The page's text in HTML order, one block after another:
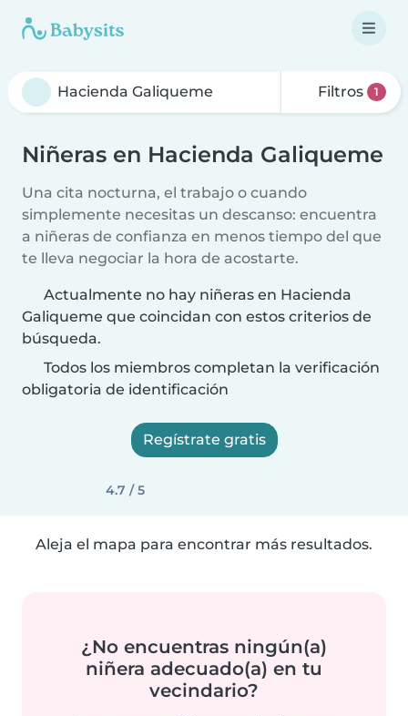
Filtros 1
Niñeras en Hacienda Galiqueme
Una cita nocturna, el trabajo o cuando
simplemente necesitas un descanso: encuentra
a niñeras de confianza en menos tiempo del que
te lleva negociar la hora de acostarte.
Actualmente no hay niñeras en Hacienda
Galiqueme que coincidan con estos criterios de
búsqueda.
Todos los miembros completan la verificación
obligatoria de identificación
Regístrate gratis
4.7 / 5
Aleja el mapa para encontrar más resultados.
¿No encuentras ningún(a)
niñera adecuado(a) en tu
vecindario?